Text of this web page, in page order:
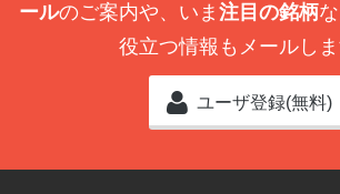
ールのご案内や、いま 注目の銘柄
役立つ情報もメールしま
ユーザ登録(無料)